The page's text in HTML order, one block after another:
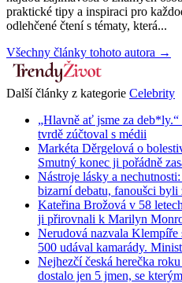
praktické tipy a inspiraci pro
odlehčené čtení s tématy, která...
Všechny články tohoto autora →
Další články z kategorie Celebrity
„Hlavně ať jsme za
tvrdě zúčtoval s médii
Markéta Děrgelová o
Smutný konec ji pořádně
Nástroje lásky a
bizarní debatu, fanoušci byli
Kateřina Brožová v 58
ji přirovnali k Marilyn
Nerudová nazvala Klempíře
500 udával kamarády.
Nejhezčí česká herečka
dostalo jen 5 jmen, se